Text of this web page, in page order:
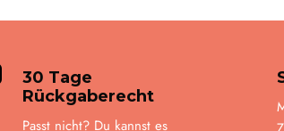
30 Tage
Rückgaberecht
Passt nicht? Du kannst es